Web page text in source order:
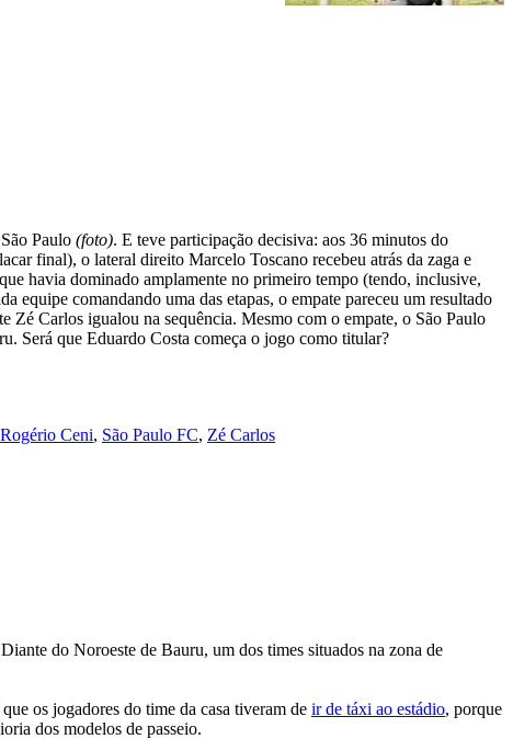
Paulo (foto). E teve participação decisiva: aos 36 minutos do
final), o lateral direito Marcelo Toscano recebeu atrás da zaga e
havia dominado amplamente no primeiro tempo (tendo, inclusive,
comandando uma das etapas, o empate pareceu um resultado
Zé Carlos igualou na sequência. Mesmo com o empate, o São Paulo
Será que Eduardo Costa começa o jogo como titular?
Rogério Ceni, São Paulo FC, Zé Carlos
do Noroeste de Bauru, um dos times situados na zona de
os jogadores do time da casa tiveram de ir de táxi ao estádio, porque
dos modelos de passeio.